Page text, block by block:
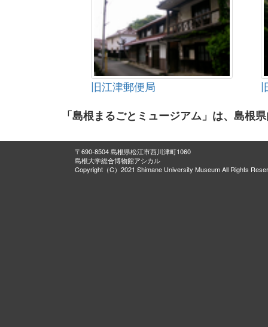
旧江津郵便局
「島根まるごとミュージアム」は、島根
〒690-8504 島根県松江市西川津町1060
島根大学総合博物館アシカル
Copyright（C）2021 Shimane University Museum All Rights